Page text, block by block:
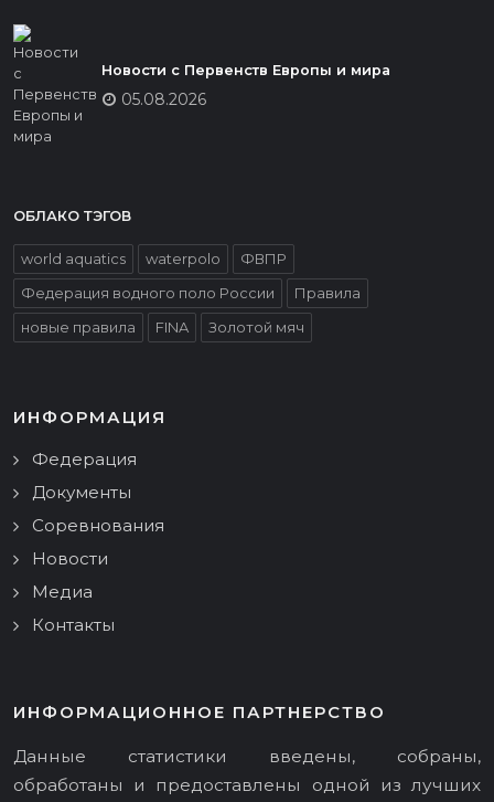
Новости с Первенств Европы и мира
05.08.2026
ОБЛАКО ТЭГОВ
world aquatics waterpolo
ФВПР
Федерация водного поло России
Правила
новые правила
FINA Золотой мяч
ИНФОРМАЦИЯ
Федерация
Документы
Соревнования
Новости
Медиа
Контакты
ИНФОРМАЦИОННОЕ ПАРТНЕРСТВО
Данные статистики введены, собраны,
обработаны и предоставлены одной из лучших